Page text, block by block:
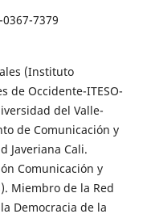
7379
(Instituto
de Occidente-ITESO-
del Valle-
de Comunicación y
Javeriana Cali.
Comunicación y
Miembro de la Red
Democracia de la